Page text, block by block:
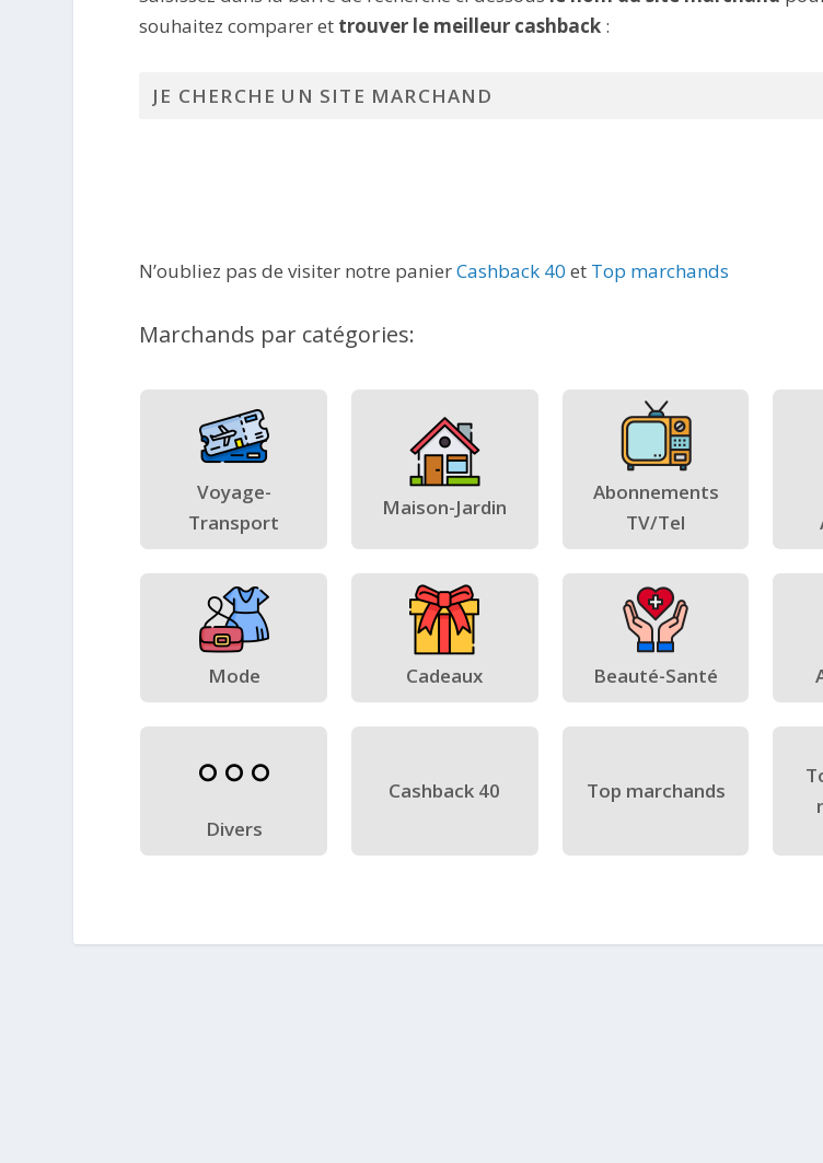
souhaitez comparer et trouver le meilleur cashback :
N’oubliez pas de visiter notre panierCashback 40 et Top marchands
Marchands par catégories:
Voyage-
Transport
Maison-Jardin
Abonnements
TV/Tel
Mode Cadeaux Beauté-Santé
Divers
Cashback 40 Top marchands